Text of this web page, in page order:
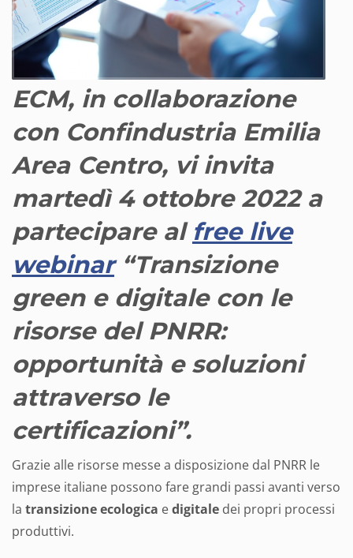
ECM, in collaborazione
con Confindustria Emilia
Area Centro, vi invita
martedì 4 ottobre 2022 a
partecipare al free live
webinar“Transizione
green e digitale con le
risorse del PNRR:
opportunità e soluzioni
attraverso le
certificazioni”.
Grazie alle risorse messe a disposizione dal PNRR le
imprese italiane possono fare grandi passi avanti verso
la transizione ecologica edigitale dei propri processi
produttivi.